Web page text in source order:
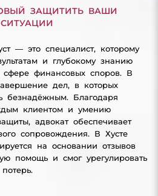
ЗАЩИТИТЬ ВАШИ
— это специалист, которому
и глубокому знанию
финансовых споров. В
дел, в которых
безнадёжным. Благодаря
клиентом и умению
адвокат обеспечивает
сопровождения. В Хусте
на основании отзывов
помощь и смог урегулировать